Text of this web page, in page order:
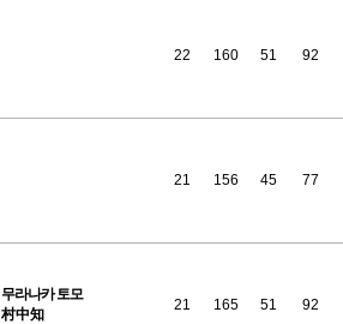
22 160 51 92
21 156 45 77
무라나카 토모
村中知
21 165 51 92